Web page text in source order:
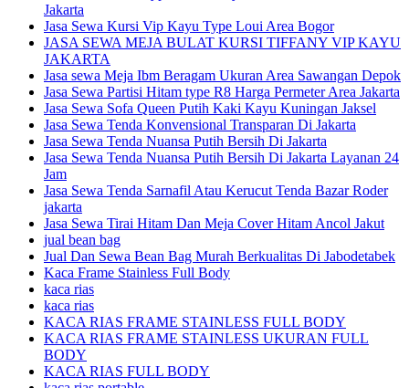
Jakarta
Jasa Sewa Kursi Vip Kayu Type Loui Area Bogor
JASA SEWA MEJA BULAT KURSI TIFFANY VIP KAYU
JAKARTA
Jasa sewa Meja Ibm Beragam Ukuran Area Sawangan Depok
Jasa Sewa Partisi Hitam type R8 Harga Permeter Area Jakarta
Jasa Sewa Sofa Queen Putih Kaki Kayu Kuningan Jaksel
Jasa Sewa Tenda Konvensional Transparan Di Jakarta
Jasa Sewa Tenda Nuansa Putih Bersih Di Jakarta
Jasa Sewa Tenda Nuansa Putih Bersih Di Jakarta Layanan 24
Jam
Jasa Sewa Tenda Sarnafil Atau Kerucut Tenda Bazar Roder
jakarta
Jasa Sewa Tirai Hitam Dan Meja Cover Hitam Ancol Jakut
jual bean bag
Jual Dan Sewa Bean Bag Murah Berkualitas Di Jabodetabek
Kaca Frame Stainless Full Body
kaca rias
kaca rias
KACA RIAS FRAME STAINLESS FULL BODY
KACA RIAS FRAME STAINLESS UKURAN FULL
BODY
KACA RIAS FULL BODY